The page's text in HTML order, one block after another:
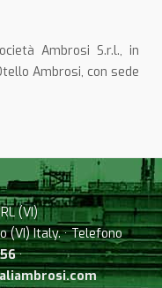
Ambrosi S.r.l., in
Ambrosi, con sede
(VI)
(VI) Italy. · Telefono
·